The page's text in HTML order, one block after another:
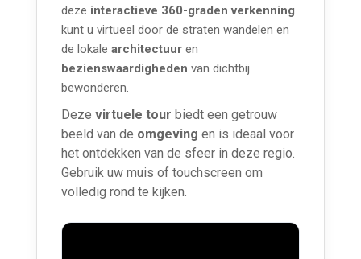
deze interactieve 360-graden verkenning
kunt u virtueel door de straten wandelen en
de lokale architectuur en
bezienswaardigheden van dichtbij
bewonderen.
Deze virtuele tour biedt een getrouw
beeld van de omgeving en is ideaal voor
het ontdekken van de sfeer in deze regio.
Gebruik uw muis of touchscreen om
volledig rond te kijken.